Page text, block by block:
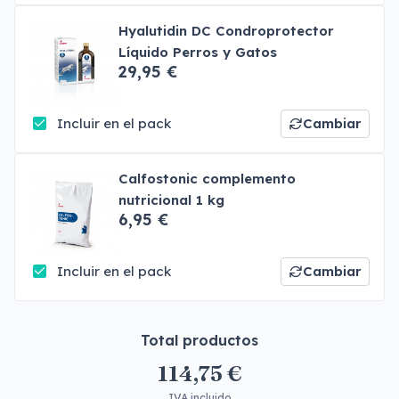
Hyalutidin DC Condroprotector
Líquido Perros y Gatos
29,95 €
Incluir en el pack Cambiar
Calfostonic complemento
nutricional 1 kg
6,95 €
Incluir en el pack Cambiar
Total productos
114,75 €